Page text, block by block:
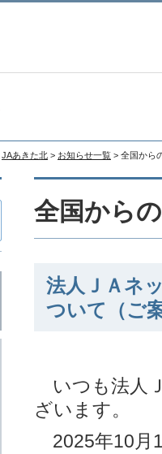
JAあきた北 > お知らせ一覧 > 全国から
全国から
法人ＪＡネ
ついて（ご
いつも法人
ざいます。
2025年10月